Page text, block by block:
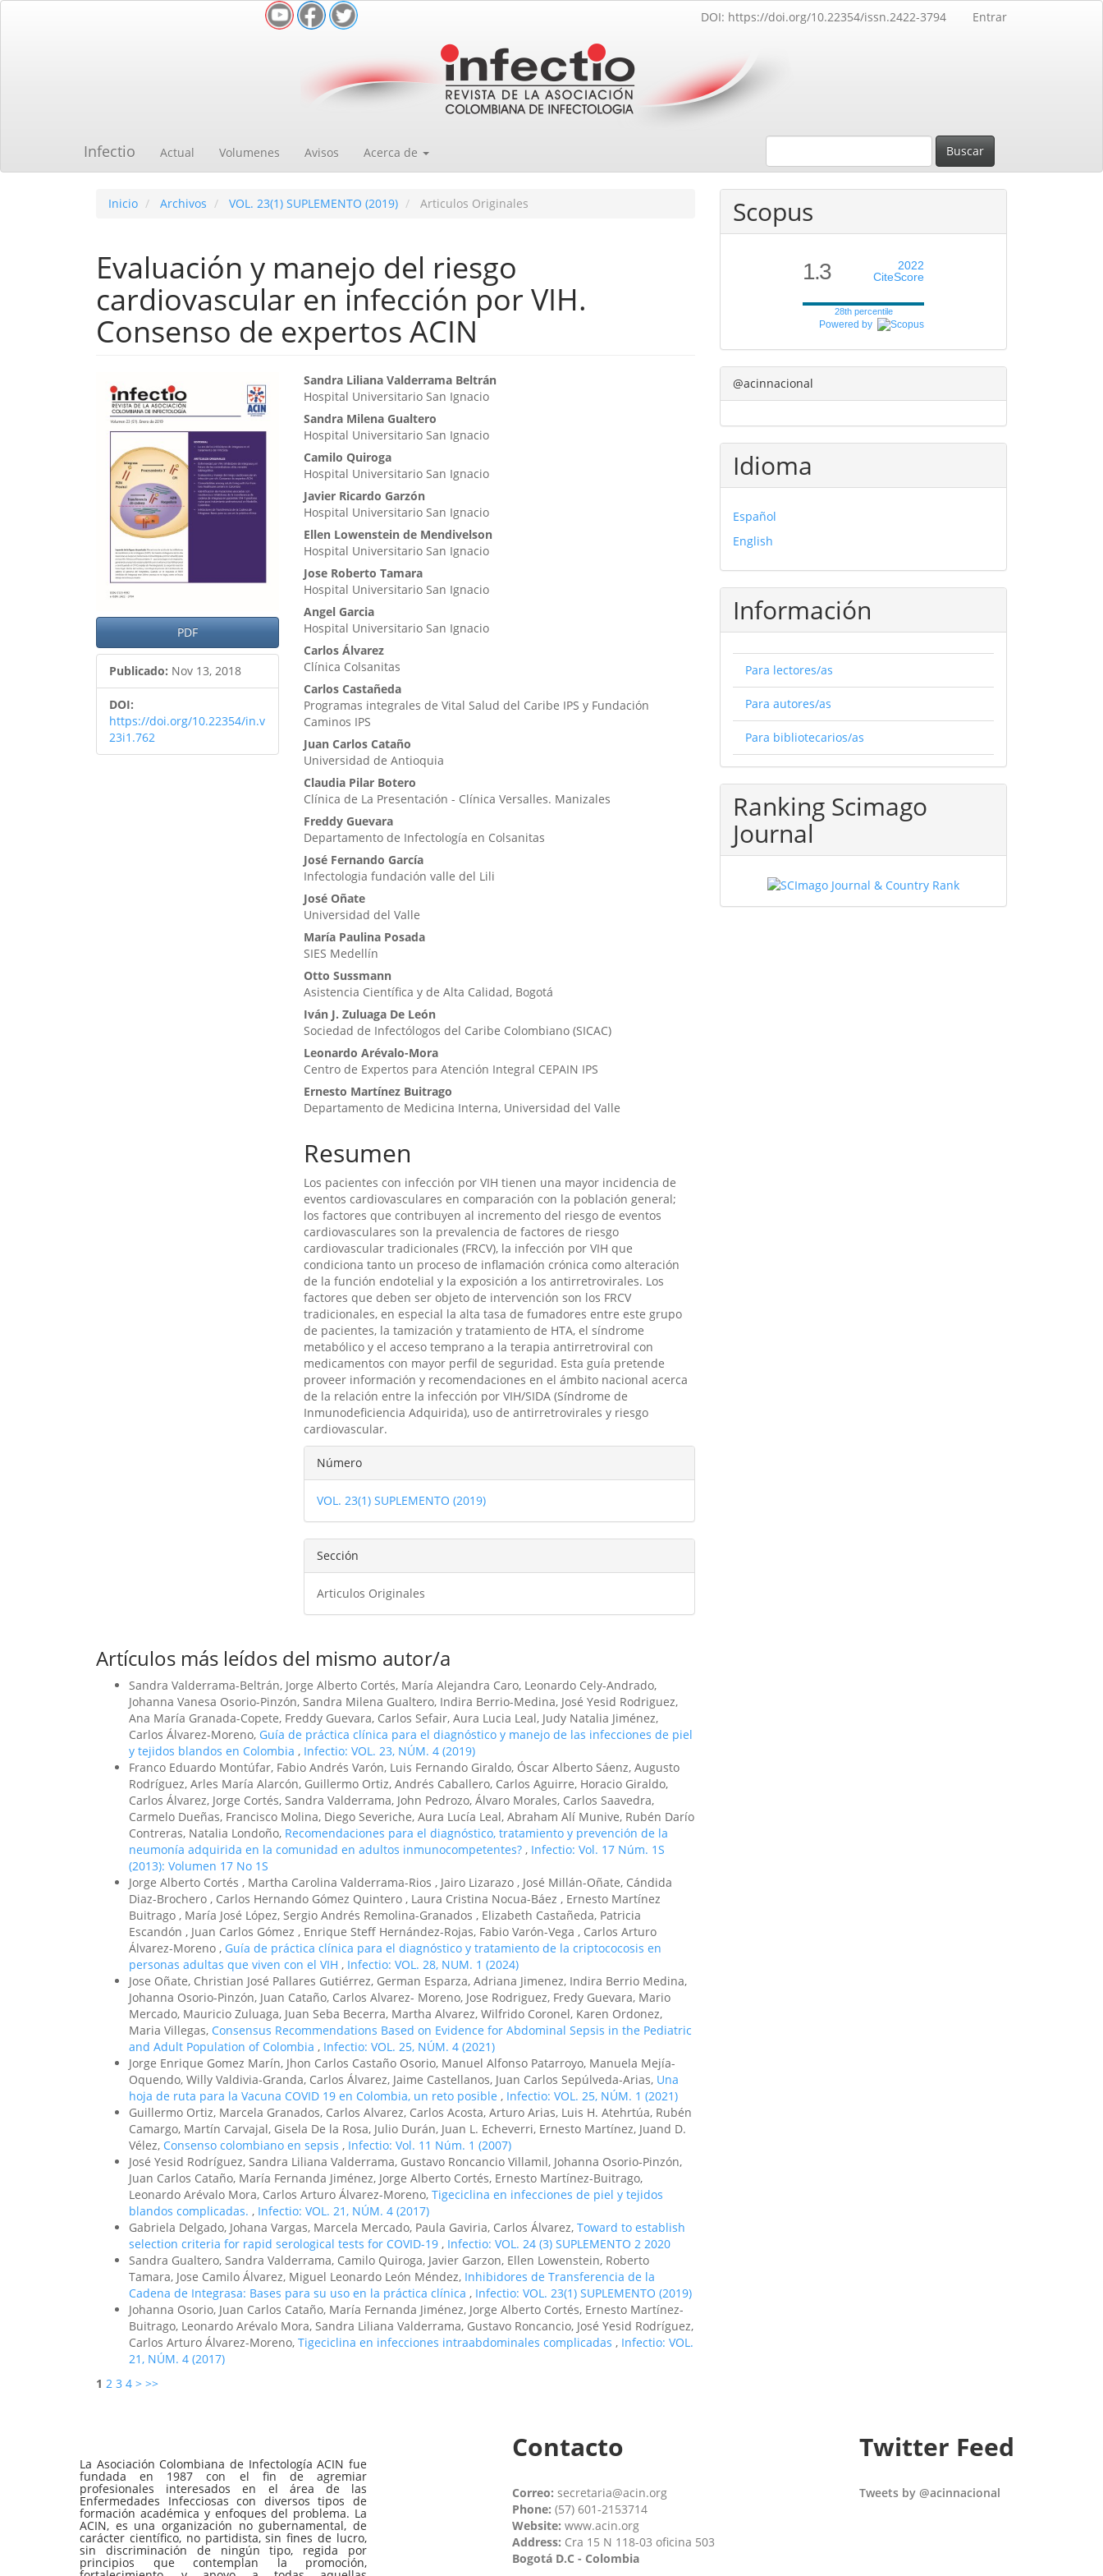
DOI: https://doi.org/10.22354/issn.2422-3794 Entrar
Infectio Actual Volumenes Avisos Acerca de Buscar
Inicio Archivos VOL. 23(1) SUPLEMENTO (2019) Articulos Originales
Evaluación y manejo del riesgo
cardiovascular en infección por VIH.
Consenso de expertos ACIN
Barra
lateral
del
artículo
PDF
Publicado: Nov 13, 2018
DOI:
https://doi.org/10.22354/in.v
23i1.762
Contenido
principal
del
artículo
Sandra Liliana Valderrama Beltrán
Hospital Universitario San Ignacio
Sandra Milena Gualtero
Hospital Universitario San Ignacio
Camilo Quiroga
Hospital Universitario San Ignacio
Javier Ricardo Garzón
Hospital Universitario San Ignacio
Ellen Lowenstein de Mendivelson
Hospital Universitario San Ignacio
Jose Roberto Tamara
Hospital Universitario San Ignacio
Angel Garcia
Hospital Universitario San Ignacio
Carlos Álvarez
Clínica Colsanitas
Carlos Castañeda
Programas integrales de Vital Salud del Caribe IPS y Fundación
Caminos IPS
Juan Carlos Cataño
Universidad de Antioquia
Claudia Pilar Botero
Clínica de La Presentación - Clínica Versalles. Manizales
Freddy Guevara
Departamento de Infectología en Colsanitas
José Fernando García
Infectologia fundación valle del Lili
José Oñate
Universidad del Valle
María Paulina Posada
SIES Medellín
Otto Sussmann
Asistencia Científica y de Alta Calidad, Bogotá
Iván J. Zuluaga De León
Sociedad de Infectólogos del Caribe Colombiano (SICAC)
Leonardo Arévalo-Mora
Centro de Expertos para Atención Integral CEPAIN IPS
Ernesto Martínez Buitrago
Departamento de Medicina Interna, Universidad del Valle
Resumen
Los pacientes con infección por VIH tienen una mayor incidencia de
eventos cardiovasculares en comparación con la población general;
los factores que contribuyen al incremento del riesgo de eventos
cardiovasculares son la prevalencia de factores de riesgo
cardiovascular tradicionales (FRCV), la infección por VIH que
condiciona tanto un proceso de inflamación crónica como alteración
de la función endotelial y la exposición a los antirretrovirales. Los
factores que deben ser objeto de intervención son los FRCV
tradicionales, en especial la alta tasa de fumadores entre este grupo
de pacientes, la tamización y tratamiento de HTA, el síndrome
metabólico y el acceso temprano a la terapia antirretroviral con
medicamentos con mayor perfil de seguridad. Esta guía pretende
proveer información y recomendaciones en el ámbito nacional acerca
de la relación entre la infección por VIH/SIDA (Síndrome de
Inmunodeficiencia Adquirida), uso de antirretrovirales y riesgo
cardiovascular.
Detalles
del
artículo
Número
VOL. 23(1) SUPLEMENTO (2019)
Sección
Articulos Originales
Artículos más leídos del mismo autor/a
Sandra Valderrama-Beltrán, Jorge Alberto Cortés, María Alejandra Caro, Leonardo Cely-Andrado,
Johanna Vanesa Osorio-Pinzón, Sandra Milena Gualtero, Indira Berrio-Medina, José Yesid Rodriguez,
Ana María Granada-Copete, Freddy Guevara, Carlos Sefair, Aura Lucia Leal, Judy Natalia Jiménez,
Carlos Álvarez-Moreno, Guía de práctica clínica para el diagnóstico y manejo de las infecciones de piel
y tejidos blandos en Colombia , Infectio: VOL. 23, NÚM. 4 (2019)
Franco Eduardo Montúfar, Fabio Andrés Varón, Luis Fernando Giraldo, Óscar Alberto Sáenz, Augusto
Rodríguez, Arles María Alarcón, Guillermo Ortiz, Andrés Caballero, Carlos Aguirre, Horacio Giraldo,
Carlos Álvarez, Jorge Cortés, Sandra Valderrama, John Pedrozo, Álvaro Morales, Carlos Saavedra,
Carmelo Dueñas, Francisco Molina, Diego Severiche, Aura Lucía Leal, Abraham Alí Munive, Rubén Darío
Contreras, Natalia Londoño, Recomendaciones para el diagnóstico, tratamiento y prevención de la
neumonía adquirida en la comunidad en adultos inmunocompetentes? , Infectio: Vol. 17 Núm. 1S
(2013): Volumen 17 No 1S
Jorge Alberto Cortés , Martha Carolina Valderrama-Rios , Jairo Lizarazo , José Millán-Oñate, Cándida
Diaz-Brochero , Carlos Hernando Gómez Quintero , Laura Cristina Nocua-Báez , Ernesto Martínez
Buitrago , María José López, Sergio Andrés Remolina-Granados , Elizabeth Castañeda, Patricia
Escandón , Juan Carlos Gómez , Enrique Steff Hernández-Rojas, Fabio Varón-Vega , Carlos Arturo
Álvarez-Moreno , Guía de práctica clínica para el diagnóstico y tratamiento de la criptococosis en
personas adultas que viven con el VIH , Infectio: VOL. 28, NUM. 1 (2024)
Jose Oñate, Christian José Pallares Gutiérrez, German Esparza, Adriana Jimenez, Indira Berrio Medina,
Johanna Osorio-Pinzón, Juan Cataño, Carlos Alvarez- Moreno, Jose Rodriguez, Fredy Guevara, Mario
Mercado, Mauricio Zuluaga, Juan Seba Becerra, Martha Alvarez, Wilfrido Coronel, Karen Ordonez,
Maria Villegas, Consensus Recommendations Based on Evidence for Abdominal Sepsis in the Pediatric
and Adult Population of Colombia , Infectio: VOL. 25, NÚM. 4 (2021)
Jorge Enrique Gomez Marín, Jhon Carlos Castaño Osorio, Manuel Alfonso Patarroyo, Manuela Mejía-
Oquendo, Willy Valdivia-Granda, Carlos Álvarez, Jaime Castellanos, Juan Carlos Sepúlveda-Arias, Una
hoja de ruta para la Vacuna COVID 19 en Colombia, un reto posible , Infectio: VOL. 25, NÚM. 1 (2021)
Guillermo Ortiz, Marcela Granados, Carlos Alvarez, Carlos Acosta, Arturo Arias, Luis H. Atehrtúa, Rubén
Camargo, Martín Carvajal, Gisela De la Rosa, Julio Durán, Juan L. Echeverri, Ernesto Martínez, Juand D.
Vélez, Consenso colombiano en sepsis , Infectio: Vol. 11 Núm. 1 (2007)
José Yesid Rodríguez, Sandra Liliana Valderrama, Gustavo Roncancio Villamil, Johanna Osorio-Pinzón,
Juan Carlos Cataño, María Fernanda Jiménez, Jorge Alberto Cortés, Ernesto Martínez-Buitrago,
Leonardo Arévalo Mora, Carlos Arturo Álvarez-Moreno, Tigeciclina en infecciones de piel y tejidos
blandos complicadas. , Infectio: VOL. 21, NÚM. 4 (2017)
Gabriela Delgado, Johana Vargas, Marcela Mercado, Paula Gaviria, Carlos Álvarez, Toward to establish
selection criteria for rapid serological tests for COVID-19 , Infectio: VOL. 24 (3) SUPLEMENTO 2 2020
Sandra Gualtero, Sandra Valderrama, Camilo Quiroga, Javier Garzon, Ellen Lowenstein, Roberto
Tamara, Jose Camilo Álvarez, Miguel Leonardo León Méndez, Inhibidores de Transferencia de la
Cadena de Integrasa: Bases para su uso en la práctica clínica , Infectio: VOL. 23(1) SUPLEMENTO (2019)
Johanna Osorio, Juan Carlos Cataño, María Fernanda Jiménez, Jorge Alberto Cortés, Ernesto Martínez-
Buitrago, Leonardo Arévalo Mora, Sandra Liliana Valderrama, Gustavo Roncancio, José Yesid Rodríguez,
Carlos Arturo Álvarez-Moreno, Tigeciclina en infecciones intraabdominales complicadas , Infectio: VOL.
21, NÚM. 4 (2017)
1 2 3 4 > >>
Scopus
1.3
2022
CiteScore
28th percentile
Powered by
@acinnacional
Idioma
Español
English
Información
Para lectores/as
Para autores/as
Para bibliotecarios/as
Ranking Scimago
Journal
La Asociación Colombiana de Infectología ACIN fue
fundada en 1987 con el fin de agremiar
profesionales interesados en el área de las
Enfermedades Infecciosas con diversos tipos de
formación académica y enfoques del problema. La
ACIN, es una organización no gubernamental, de
carácter científico, no partidista, sin fines de lucro,
sin discriminación de ningún tipo, regida por
principios que contemplan la promoción,
Contacto
Correo: secretaria@acin.org
Phone: (57) 601-2153714
Website: www.acin.org
Address: Cra 15 N 118-03 oficina 503
Bogotá D.C - Colombia
Twitter Feed
Tweets by @acinnacional